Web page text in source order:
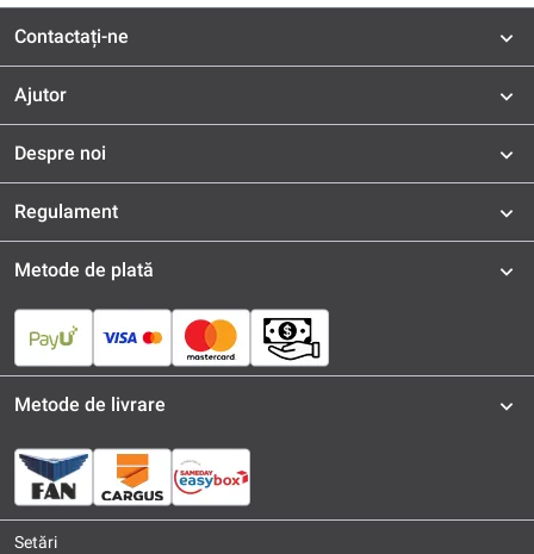
Contactați-ne
Ajutor
Despre noi
Regulament
Metode de plată
Metode de livrare
Setări